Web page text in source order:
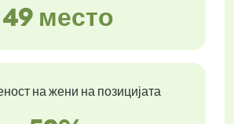
49 место
на жени на позицијата